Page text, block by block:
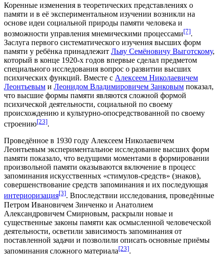
Коренные изменения в теоретических представлениях о
памяти и в её экспериментальном изучении возникли на
основе идеи социальной природы памяти человека и
возможности управления мнемическими процессами[7].
Заслуга первого систематического изучения высших форм
памяти у ребёнка принадлежит Льву Семёновичу Выготскому,
который в конце 1920-х годов впервые сделал предметом
специального исследования вопрос о развитии высших
психических функций. Вместе с Алексеем Николаевичем
Леонтьевым и Леонидом Владимировичем Занковым показал,
что высшие формы памяти являются сложной формой
психической деятельности, социальной по своему
происхождению и культурно-опосредствованной по своему
строению[23].
Проведённое в 1930 году Алексеем Николаевичем
Леонтьевым экспериментальное исследование высших форм
памяти показало, что ведущими моментами в формировании
произвольной памяти оказываются включение в процесс
запоминания искусственных «стимулов-средств» (знаков),
совершенствование средств запоминания и их последующая
интериоризация[3]. Впоследствии исследования, проведённые
Петром Ивановичем Зинченко и Анатолием
Александровичем Смирновым, раскрыли новые и
существенные законы памяти как осмысленной человеческой
деятельности, осветили зависимость запоминания от
поставленной задачи и позволили описать основные приёмы
запоминания сложного материала[23].